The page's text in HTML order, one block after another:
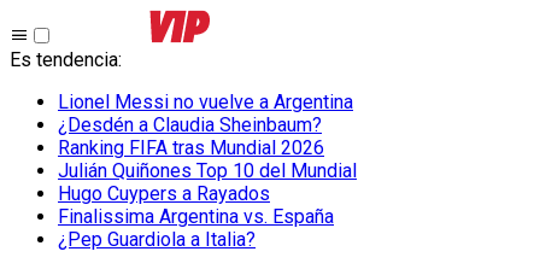
Es tendencia:
Lionel Messi no vuelve a Argentina
¿Desdén a Claudia Sheinbaum?
Ranking FIFA tras Mundial 2026
Julián Quiñones Top 10 del Mundial
Hugo Cuypers a Rayados
Finalissima Argentina vs. España
¿Pep Guardiola a Italia?